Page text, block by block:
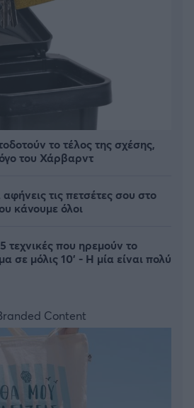
το τέλος της σχέσης,
του Χάρβαρντ
αφήνεις τις πετσέτες σου στο
κάνουμε όλοι
τεχνικές που ηρεμούν το
σε μόλις 10' - Η μία είναι πολύ